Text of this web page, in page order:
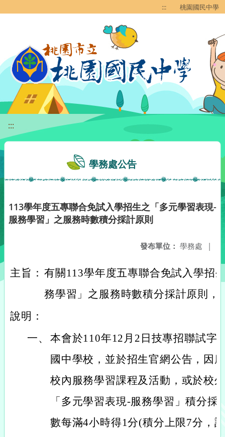
::: 桃園國民中學
:::
學務處公告
113學年度五專聯合免試入學招生之「多元學習表現-
服務學習」之服務時數積分採計原則
發布單位： 學務處 |
主旨： 有關113學年度五專聯合免試入學招
務學習」之服務時數積分採計原則，
說明：
一、 本會於110年12月2日技專招聯試字
國中學校，並於招生官網公告，因
校內服務學習課程及活動，或於校
「多元學習表現-服務學習」積分
數每滿4小時得1分(積分上限7分，